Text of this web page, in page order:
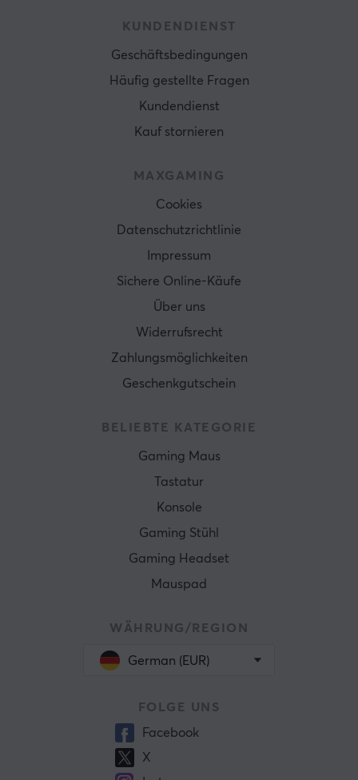
KUNDENDIENST
Geschäftsbedingungen
Häufig gestellte Fragen
Kundendienst
Kauf stornieren
MAXGAMING
Cookies
Datenschutzrichtlinie
Impressum
Sichere Online-Käufe
Über uns
Widerrufsrecht
Zahlungsmöglichkeiten
Geschenkgutschein
BELIEBTE KATEGORIE
Gaming Maus
Tastatur
Konsole
Gaming Stühl
Gaming Headset
Mauspad
WÄHRUNG/REGION
German (EUR)
FOLGE UNS
Facebook
X